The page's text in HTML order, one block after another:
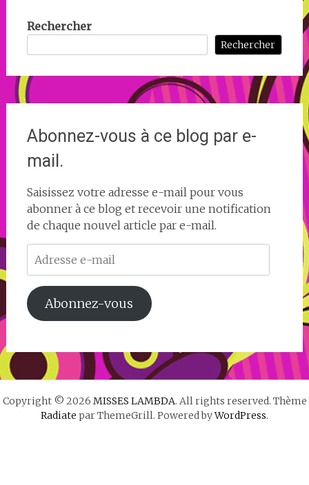
Rechercher
Rechercher
Abonnez-vous à ce blog par e-
mail.
Saisissez votre adresse e-mail pour vous
abonner à ce blog et recevoir une notification
de chaque nouvel article par e-mail.
Adresse
e-
mail
Abonnez-vous
Copyright © 2026 MISSES LAMBDA. All rights reserved. Thème
Radiate par ThemeGrill. Powered byWordPress.